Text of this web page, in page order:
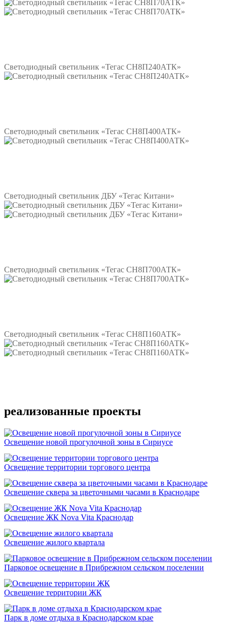
Светодиодный светильник «Тегас СН8П240АТК»
Светодиодный светильник «Тегас СН8П400АТК»
Светодиодный светильник ДБУ «Тегас Китани»
Светодиодный светильник «Тегас СН8П700АТК»
Светодиодный светильник «Тегас СН8П160АТК»
реализованные проекты
Освещение новой прогулочной зоны в Сириусе
Освещение территории торгового центра
Освещение сквера за цветочными часами в Краснодаре
Освещение ЖК Nova Vita Краснодар
Освещение жилого квартала
Парковое освещение в Прибрежном сельском поселении
Освещение территории ЖК
Парк в доме отдыха в Краснодарском крае